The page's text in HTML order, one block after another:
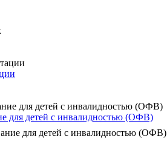
для детей с инвалидностью (ОФВ)
для детей с инвалидностью (ОФВ)